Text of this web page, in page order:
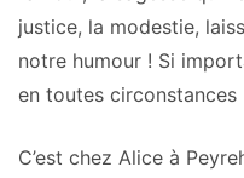
justice, la modestie,
notre humour ! Si
en toutes circonstances
C’est chez Alice à